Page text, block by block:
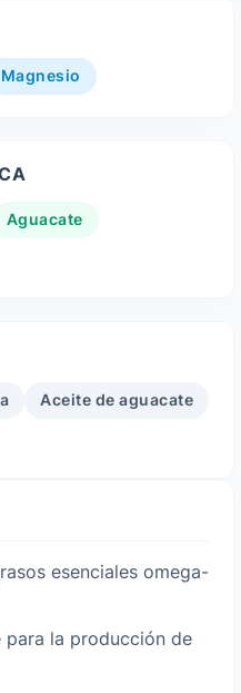
Magnesio
Aguacate
Aceite de aguacate
esenciales omega-
la producción de